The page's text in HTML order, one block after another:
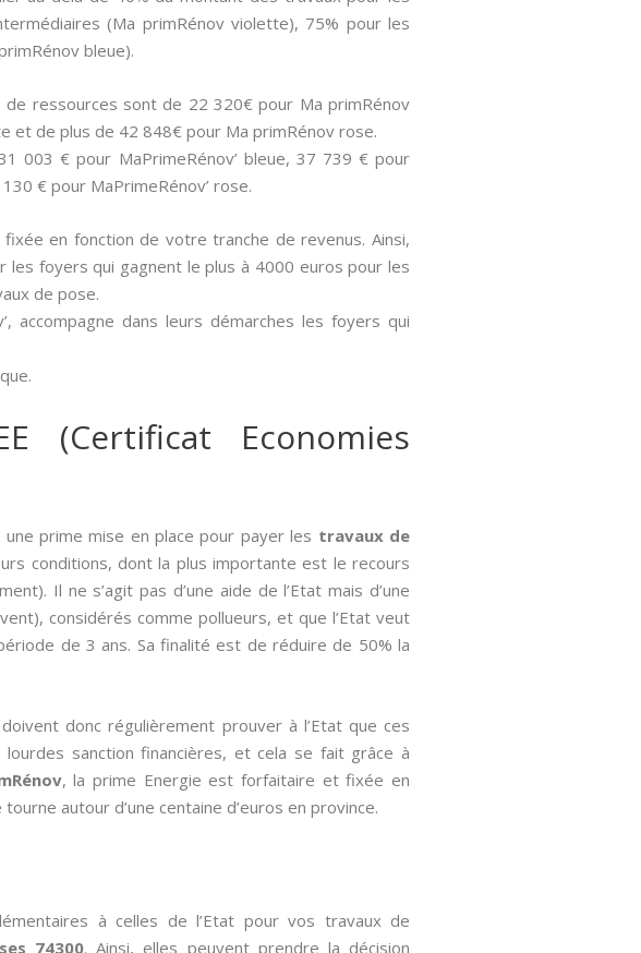
(Ma primRénov violette), 75% pour les
bleue).
de ressources sont de 22 320€ pour Ma primRénov
et de plus de 42 848€ pour Ma primRénov rose.
003 € pour MaPrimeRénov’ bleue, 37 739 € pour
€ pour MaPrimeRénov’ rose.
en fonction de votre tranche de revenus. Ainsi,
les foyers qui gagnent le plus à 4000 euros pour les
de pose.
accompagne dans leurs démarches les foyers qui
(Certificat Economies
prime mise en place pour payer les travaux de
conditions, dont la plus importante est le recours
Il ne s’agit pas d’une aide de l’Etat mais d’une
considérés comme pollueurs, et que l’Etat veut
de 3 ans. Sa finalité est de réduire de 50% la
donc régulièrement prouver à l’Etat que ces
sanction financières, et cela se fait grâce à
, la prime Energie est forfaitaire et fixée en
autour d’une centaine d’euros en province.
à celles de l’Etat pour vos travaux de
74300. Ainsi, elles peuvent prendre la décision